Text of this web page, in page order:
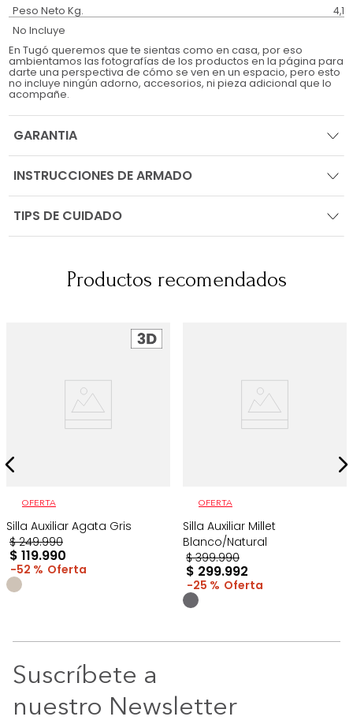
Peso Neto Kg. 4,1
No Incluye
En Tugó queremos que te sientas como en casa, por eso
ambientamos las fotografías de los productos en la página para
darte una perspectiva de cómo se ven en un espacio, pero esto
no incluye ningún adorno, accesorios, ni pieza adicional que lo
acompañe.
GARANTIA
INSTRUCCIONES DE ARMADO
TIPS DE CUIDADO
Productos recomendados
OFERTA
Silla Auxiliar Agata Gris
$ 249.990
$ 119.990
52 %
OFERTA
Silla Auxiliar Millet
Blanco/Natural
$ 399.990
$ 299.992
25 %
Suscríbete a
nuestro Newsletter